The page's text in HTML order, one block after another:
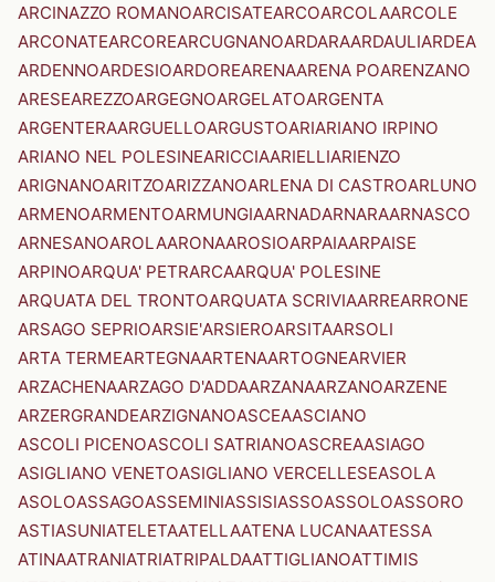
ARCINAZZO ROMANOARCISATEARCOARCOLAARCOLE
ARCONATEARCOREARCUGNANOARDARAARDAULIARDEA
ARDENNOARDESIOARDOREARENAARENA POARENZANO
ARESEAREZZOARGEGNOARGELATOARGENTA
ARGENTERAARGUELLOARGUSTOARIARIANO IRPINO
ARIANO NEL POLESINEARICCIAARIELLIARIENZO
ARIGNANOARITZOARIZZANOARLENA DI CASTROARLUNO
ARMENOARMENTOARMUNGIAARNADARNARAARNASCO
ARNESANOAROLAARONAAROSIOARPAIAARPAISE
ARPINOARQUA' PETRARCAARQUA' POLESINE
ARQUATA DEL TRONTOARQUATA SCRIVIAARREARRONE
ARSAGO SEPRIOARSIE'ARSIEROARSITAARSOLI
ARTA TERMEARTEGNAARTENAARTOGNEARVIER
ARZACHENAARZAGO D'ADDAARZANAARZANOARZENE
ARZERGRANDEARZIGNANOASCEAASCIANO
ASCOLI PICENOASCOLI SATRIANOASCREAASIAGO
ASIGLIANO VENETOASIGLIANO VERCELLESEASOLA
ASOLOASSAGOASSEMINIASSISIASSOASSOLOASSORO
ASTIASUNIATELETAATELLAATENA LUCANAATESSA
ATINAATRANIATRIATRIPALDAATTIGLIANOATTIMIS